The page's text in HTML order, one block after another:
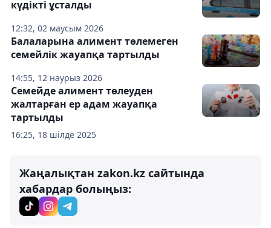
12:32, 02 маусым 2026
күдікті ұсталды
14:55, 12 наурыз 2026
Балаларына алимент төлемеген
семейлік жауапқа тартылды
16:25, 18 шілде 2025
Семейде алимент төлеуден
жалтарған ер адам жауапқа
тартылды
Жаңалықтан zakon.kz сайтында
хабардар болыңыз: